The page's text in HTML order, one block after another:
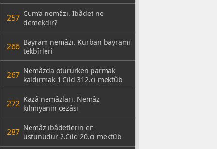
257 Cum’a nemâzı. İbâdet ne
demekdir?
266 Bayram nemâzı. Kurban bayramı
tekbîrleri
267 Nemâzda otururken parmak
kaldırmak 1.Cild 312.ci mektûb
272 Kazâ nemâzları. Nemâz
kılmıyanın cezâsı
287 Nemâz ibâdetlerin en
üstünüdür 2.Cild 20.ci mektûb